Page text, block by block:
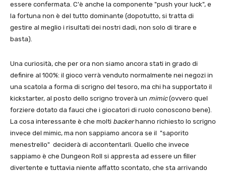
essere confermata. C'è anche la componente "push your luck", e
la fortuna non è del tutto dominante (dopotutto, si tratta di
gestire al meglio i risultati dei nostri dadi, non solo di tirare e
basta).
Una curiosità, che per ora non siamo ancora stati in grado di
definire al 100%: il gioco verrà venduto normalmente nei negozi in
una scatola a forma di scrigno del tesoro, ma chi ha supportato il
kickstarter, al posto dello scrigno troverà un mimic(ovvero quel
forziere dotato da fauci che i giocatori di ruolo conoscono bene).
La cosa interessante è che molti backerhanno richiesto lo scrigno
invece del mimic, ma non sappiamo ancora se il "saporito
menestrello" deciderà di accontentarli. Quello che invece
sappiamo è che Dungeon Roll si appresta ad essere un filler
divertente e tuttavia niente affatto scontato, che sta arrivando